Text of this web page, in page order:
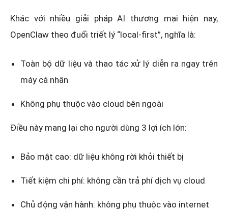
Khác với nhiều giải pháp AI thương mại hiện nay,
OpenClaw theo đuổi triết lý “local-first”, nghĩa là:
Toàn bộ dữ liệu và thao tác xử lý diễn ra ngay trên
máy cá nhân
Không phụ thuộc vào cloud bên ngoài
Điều này mang lại cho người dùng 3 lợi ích lớn:
Bảo mật cao: dữ liệu không rời khỏi thiết bị
Tiết kiệm chi phí: không cần trả phí dịch vụ cloud
Chủ động vận hành: không phụ thuộc vào internet